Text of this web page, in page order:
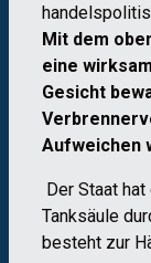
Mit dem
eine
Gesicht
Aufweichen
Der Staat
Tanksäule
besteht zur